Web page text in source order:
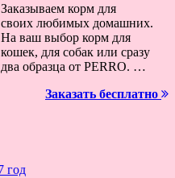
Заказываем корм для
своих любимых домашних.
На ваш выбор корм для
кошек, для собак или сразу
два образца от PERRO. …
Заказать бесплатно